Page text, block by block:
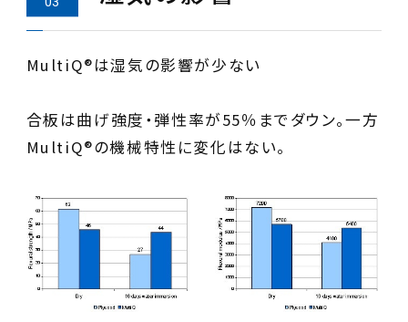
MultiQ®は湿気の影響が少ない
合板は曲げ強度・弾性率が55％までダウン。一方
MultiQ®の機械特性に変化はない。